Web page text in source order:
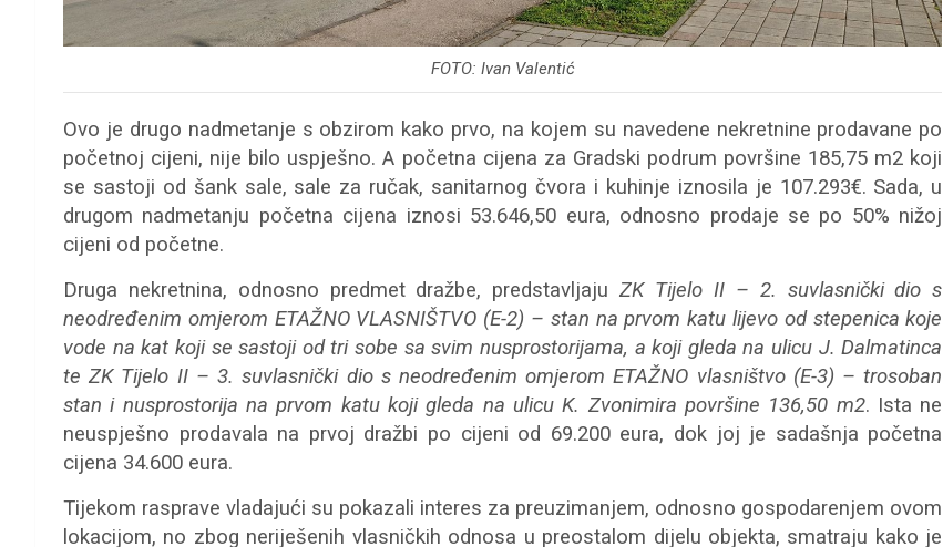
FOTO: Ivan Valentić
Ovo je drugo nadmetanje s obzirom kako prvo, na kojem su navedene nekretnine prodavane po
početnoj cijeni, nije bilo uspješno. A početna cijena za Gradski podrum površine 185,75 m2 koji
se sastoji od šank sale, sale za ručak, sanitarnog čvora i kuhinje iznosila je 107.293€. Sada, u
drugom nadmetanju početna cijena iznosi 53.646,50 eura, odnosno prodaje se po 50% nižoj
cijeni od početne.
Druga nekretnina, odnosno predmet dražbe, predstavljajuZK Tijelo II – 2. suvlasnički dio s
neodređenim omjerom ETAŽNO VLASNIŠTVO (E-2) – stan na prvom katu lijevo od stepenica koje
vode na kat koji se sastoji od tri sobe sa svim nusprostorijama, a koji gleda na ulicu J. Dalmatinca
te ZK Tijelo II – 3. suvlasnički dio s neodređenim omjerom ETAŽNO vlasništvo (E-3) – trosoban
stan i nusprostorija na prvom katu koji gleda na ulicu K. Zvonimira površine 136,50 m2. Ista ne
neuspješno prodavala na prvoj dražbi po cijeni od 69.200 eura, dok joj je sadašnja početna
cijena 34.600 eura.
Tijekom rasprave vladajući su pokazali interes za preuzimanjem, odnosno gospodarenjem ovom
lokacijom, no zbog neriješenih vlasničkih odnosa u preostalom dijelu objekta, smatraju kako je